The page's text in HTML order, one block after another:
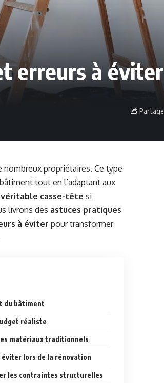
erreurs à éviter
Partage
propriétaires. Ce type
tout en l’adaptant aux
véritable casse-tête si
livrons des astuces pratiques
à éviter pour transformer
du bâtiment
réaliste
matériaux traditionnels
éviter lors de la rénovation
les contraintes structurelles